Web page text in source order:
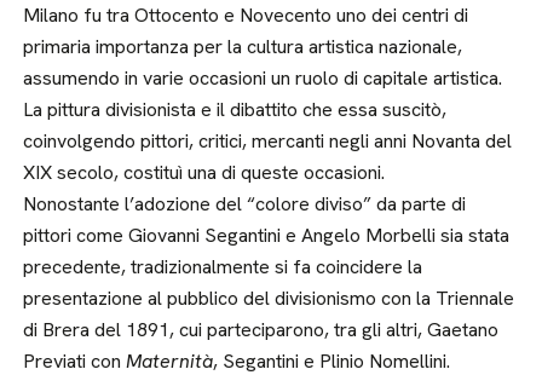
Milano fu tra Ottocento e Novecento uno dei centri di
primaria importanza per la cultura artistica nazionale,
assumendo in varie occasioni un ruolo di capitale artistica.
La pittura divisionista e il dibattito che essa suscitò,
coinvolgendo pittori, critici, mercanti negli anni Novanta del
XIX secolo, costituì una di queste occasioni.
Nonostante l’adozione del “colore diviso” da parte di
pittori come Giovanni Segantini e Angelo Morbelli sia stata
precedente, tradizionalmente si fa coincidere la
presentazione al pubblico del divisionismo con la Triennale
di Brera del 1891, cui parteciparono, tra gli altri, Gaetano
Previati conMaternità, Segantini e Plinio Nomellini.